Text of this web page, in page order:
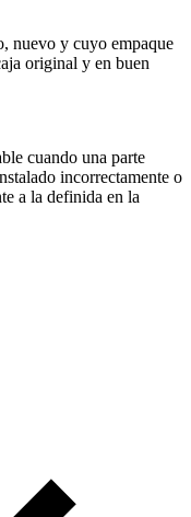
nuevo y cuyo empaque
original y en buen
cuando una parte
incorrectamente o
a la definida en la